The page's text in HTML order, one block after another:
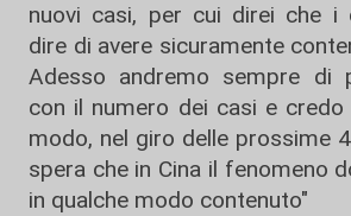
nuovi casi, per cui direi che i
dire di avere sicuramente
Adesso andremo sempre di
con il numero dei casi e credo
modo, nel giro delle prossime
spera che in Cina il fenomeno
in qualche modo contenuto"